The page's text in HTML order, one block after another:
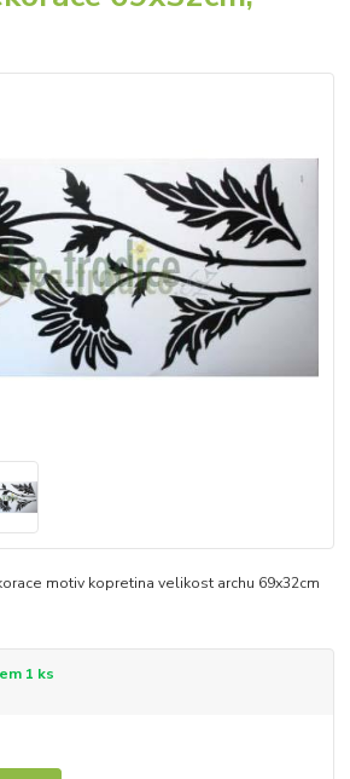
motiv kopretina velikost archu 69x32cm
1 ks